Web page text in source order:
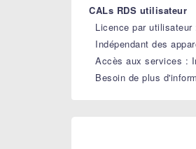
CALs RDS utilisateur
Licence par
Indépendant des
Accès aux services :
Besoin de plus